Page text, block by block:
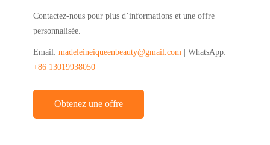
Contactez-nous pour plus d’informations et une offre
personnalisée.
Email: madeleineiqueenbeauty@gmail.com | WhatsApp:
+86 13019938050
Obtenez une offre